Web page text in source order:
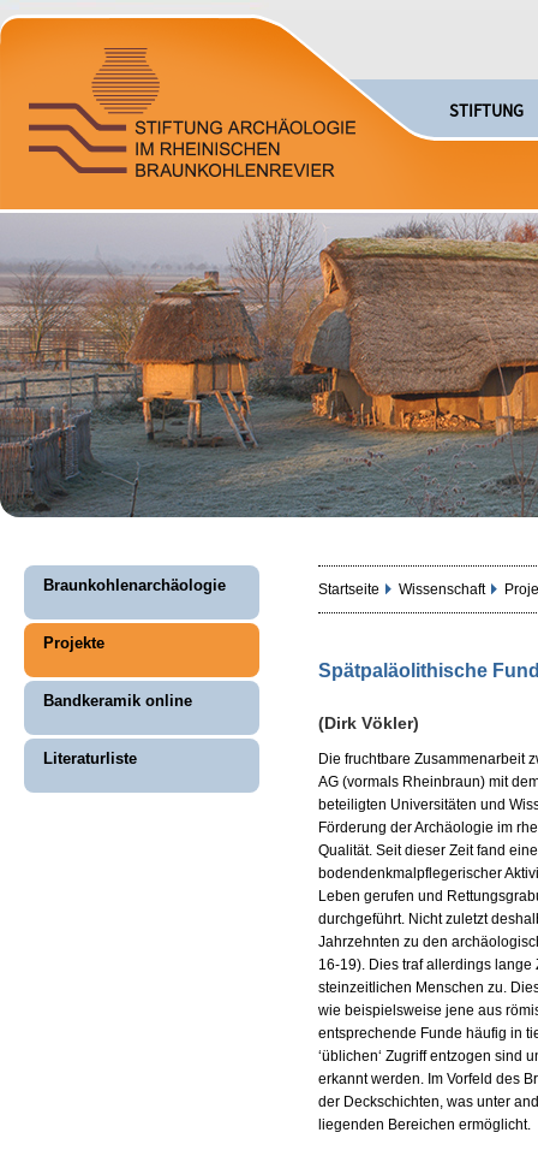
STIFTUNG
Braunkohlenarchäologie
Projekte
Bandkeramik online
Literaturliste
Startseite Wissenschaft
Spätpaläolithische
(Dirk Vökler)
Die fruchtbare Zusammenarbeit
AG (vormals Rheinbraun) mit
beteiligten Universitäten und
Förderung der Archäologie im
Qualität. Seit dieser Zeit fand
bodendenkmalpflegerischer
Leben gerufen und
durchgeführt. Nicht zuletzt
Jahrzehnten zu den
16-19). Dies traf allerdings
steinzeitlichen Menschen zu.
wie beispielsweise jene aus
entsprechende Funde häufig in
‘üblichen‘ Zugriff entzogen sind
erkannt werden. Im Vorfeld des
der Deckschichten, was unter
liegenden Bereichen ermöglicht.